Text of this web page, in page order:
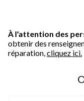
À l'attention des
obtenir des
réparation,cliquez ici.